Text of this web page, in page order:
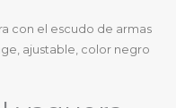
con el escudo de armas
ajustable, color negro